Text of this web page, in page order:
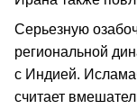
Серьезную
региональной
с Индией.
считает